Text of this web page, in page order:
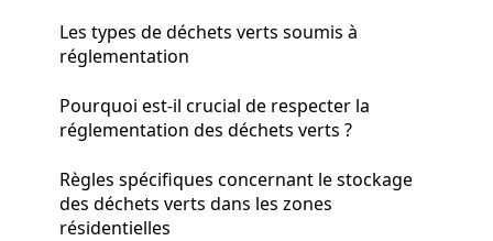
Les types de déchets verts soumis à
réglementation
Pourquoi est-il crucial de respecter la
réglementation des déchets verts ?
Règles spécifiques concernant le stockage
des déchets verts dans les zones
résidentielles